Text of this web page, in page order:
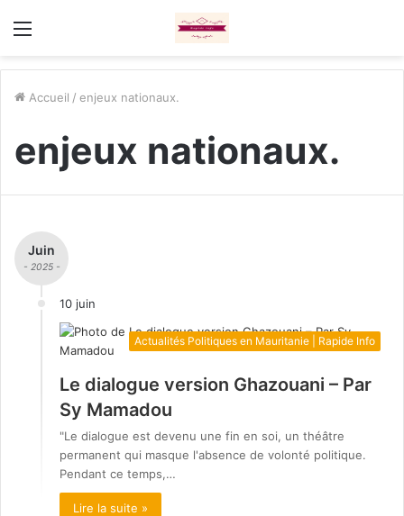
Menu
Accueil / enjeux nationaux.
enjeux nationaux.
Juin
- 2025 -
10 juin
Actualités Politiques en Mauritanie | Rapide Info
Le dialogue version Ghazouani – Par
Sy Mamadou
"Le dialogue est devenu une fin en soi, un théâtre
permanent qui masque l'absence de volonté politique.
Pendant ce temps,…
Lire la suite »